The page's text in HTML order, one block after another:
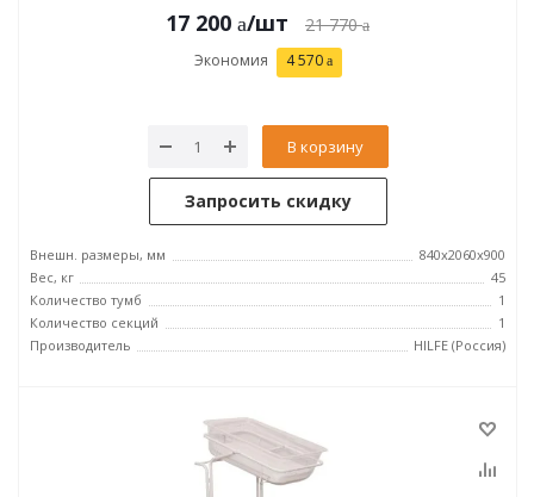
17 200 /шт 21 770
Экономия 4 570
В корзину
Запросить скидку
Внешн. размеры, мм
840x2060x900
Вес, кг
45
Количество тумб
1
Количество секций
1
Производитель
HILFE (Россия)